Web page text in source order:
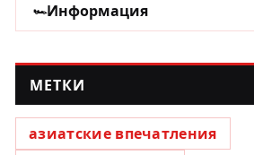
Информация
МЕТКИ
азиатские впечатления